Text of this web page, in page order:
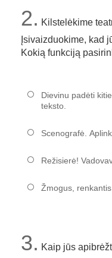
2. Kilstelėkime
Įsivaizduokime, kad
Kokią funkciją
Dievinu padėti
teksto.
Scenografė.
Režisierė!
Žmogus,
3. Kaip jūs